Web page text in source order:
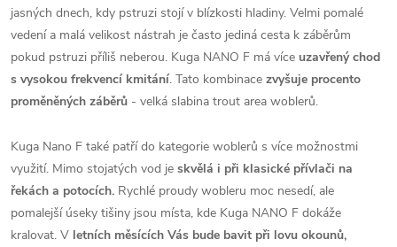
jasných dnech, kdy pstruzi stojí v blízkosti hladiny. Velmi pomalé
vedení a malá velikost nástrah je často jediná cesta k záběrům
pokud pstruzi příliš neberou. Kuga NANO F má více uzavřený chod
s vysokou frekvencí kmitání. Tato kombinace zvyšuje procento
proměněných záběrů - velká slabina trout area woblerů.
Kuga Nano F také patří do kategorie woblerů s více možnostmi
využití. Mimo stojatých vod je skvělá i při klasické přívlači na
řekách a potocích. Rychlé proudy wobleru moc nesedí, ale
pomalejší úseky tišiny jsou místa, kde Kuga NANO F dokáže
kralovat. V letních měsících Vás bude bavit při lovu okounů,